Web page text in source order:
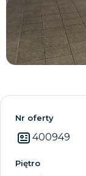
Nr oferty
400949
Piętro